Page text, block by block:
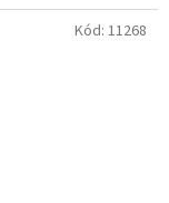
Kód: 11268